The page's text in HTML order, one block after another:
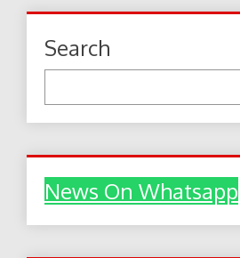
Search
News On Whatsapp